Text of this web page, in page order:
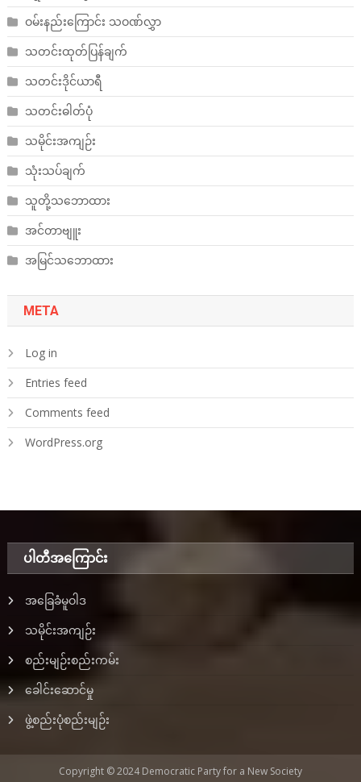
ဝမ်းနည်းကြောင်း သဝဏ်လွှာ
သတင်းထုတ်ပြန်ချက်
သတင်းဒိုင်ယာရီ
သတင်းဓါတ်ပုံ
သမိုင်းအကျဉ်း
သုံးသပ်ချက်
သူတို့သဘောထား
အင်တာဗျူး
အမြင်သဘောထား
META
Log in
Entries feed
Comments feed
WordPress.org
ပါတီအ‌ကြောင်း
အခြေခံမူဝါဒ
သမိုင်းအကျဉ်း
စည်းမျဉ်းစည်းကမ်း
ခေါင်းဆောင်မှု
ဖွဲ့စည်းပုံစည်းမျဉ်း
Copyright © 2024 Democratic Party for a New Society